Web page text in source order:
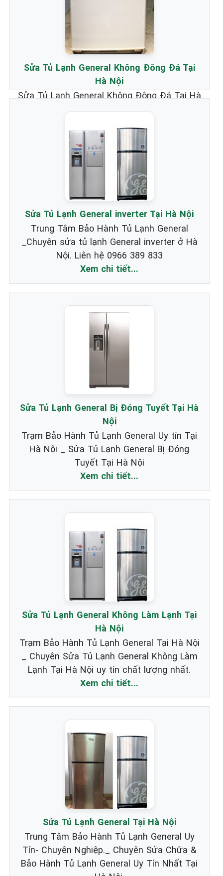
Sửa Tủ Lạnh General Không Đông Đá Tại
Hà Nội
Sửa Tủ Lạnh General Không Đông Đá Tại Hà
Xem chi tiết...
Sửa Tủ Lạnh General inverter Tại Hà Nội
Trung Tâm Bảo Hành Tủ Lạnh General
_Chuyên sửa tủ lạnh General inverter ở Hà
Nội. Liên hệ 0966 389 833
Xem chi tiết...
Sửa Tủ Lạnh General Bị Đóng Tuyết Tại Hà
Nội
Trạm Bảo Hành Tủ Lạnh General Uy tín Tại
Hà Nội _ Sửa Tủ Lạnh General Bị Đóng
Tuyết Tại Hà Nội
Xem chi tiết...
Sửa Tủ Lạnh General Không Làm Lạnh Tại
Hà Nội
Trạm Bảo Hành Tủ Lạnh General Tại Hà Nội
_ Chuyên Sửa Tủ Lạnh General Không Làm
Lạnh Tại Hà Nội uy tín chất lượng nhất.
Xem chi tiết...
Sửa Tủ Lạnh General Tại Hà Nội
Trung Tâm Bảo Hành Tủ Lạnh General Uy
Tín- Chuyên Nghiệp._ Chuyên Sửa Chữa &
Bảo Hành Tủ Lạnh General Uy Tín Nhất Tại